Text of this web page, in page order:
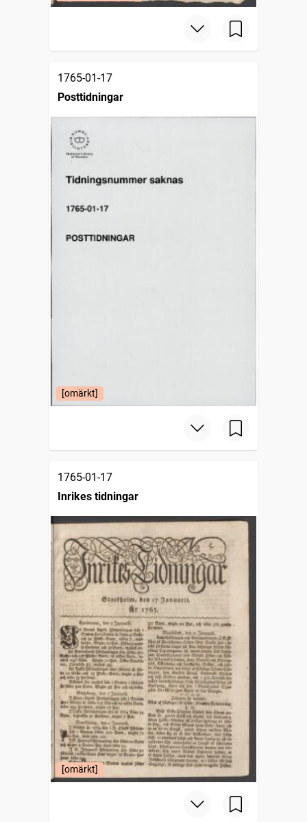
1765-01-17
Posttidningar
[omärkt]
1765-01-17
Inrikes tidningar
[omärkt]